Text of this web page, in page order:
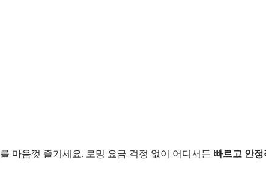
를 마음껏 즐기세요. 로밍 요금 걱정 없이 어디서든 빠르고 안